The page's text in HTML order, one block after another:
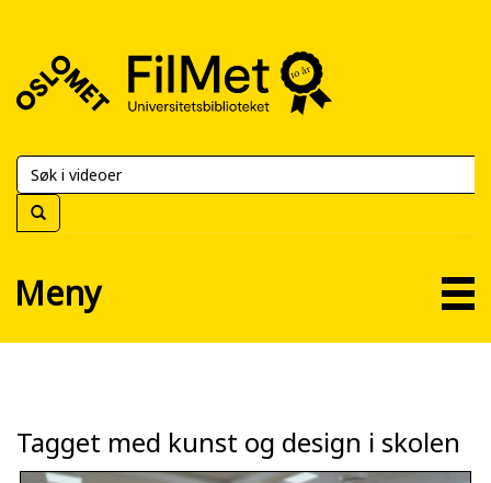
FilMet
Universitetsbiblioteket
Meny
Tagget med kunst og design i skolen